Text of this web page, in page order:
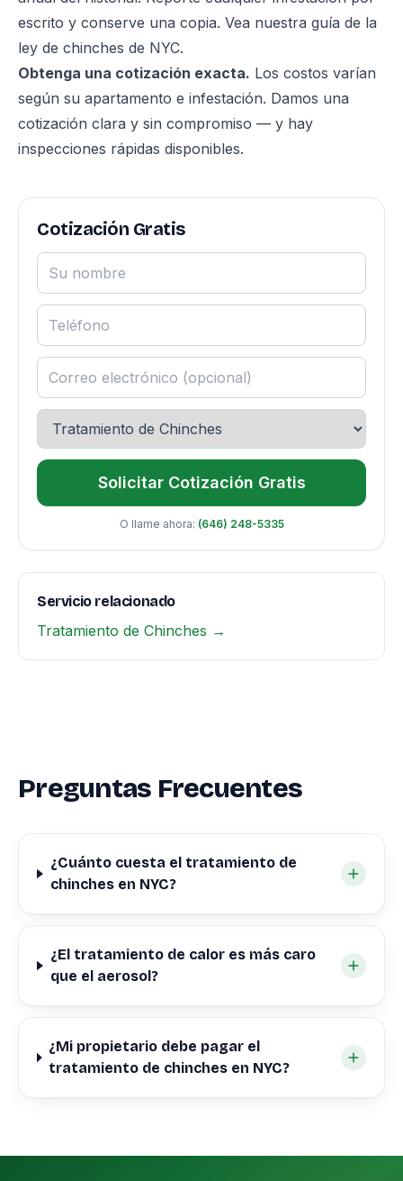
escrito y conserve una copia. Vea nuestra guía de la
ley de chinches de NYC.
Obtenga una cotización exacta. Los costos varían
según su apartamento e infestación. Damos una
cotización clara y sin compromiso — y hay
inspecciones rápidas disponibles.
Cotización Gratis
Solicitar Cotización Gratis
O llame ahora: (646) 248-5335
Servicio relacionado
Tratamiento de Chinches →
Preguntas Frecuentes
¿Cuánto cuesta el tratamiento de
chinches en NYC?
¿El tratamiento de calor es más caro
que el aerosol?
¿Mi propietario debe pagar el
tratamiento de chinches en NYC?